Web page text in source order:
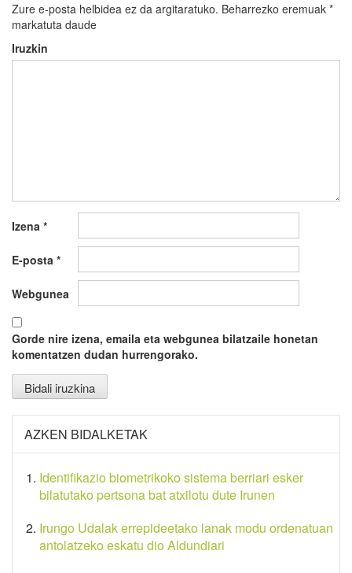
Zure e-posta helbidea ez da argitaratuko. Beharrezko eremuak *
markatuta daude
Iruzkin
Izena *
E-posta *
Webgunea
Gorde nire izena, emaila eta webgunea bilatzaile honetan
komentatzen dudan hurrengorako.
AZKEN BIDALKETAK
Identifikazio biometrikoko sistema berriari esker
bilatutako pertsona bat atxilotu dute Irunen
Irungo Udalak errepideetako lanak modu ordenatuan
antolatzeko eskatu dio Aldundiari